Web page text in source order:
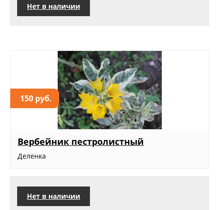
Нет в наличии
150 руб.
Вербейник пестролистный
Деленка
Нет в наличии